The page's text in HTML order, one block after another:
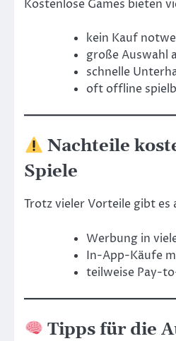
Kostenlose Games bieten
kein Kauf
große Auswahl
schnelle
oft offline
Nachteile
Spiele
Trotz vieler Vorteile gibt es
Werbung in
In-App-Käufe
teilweise Pay-
Tipps für die